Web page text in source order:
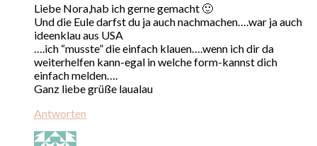
Liebe Nora,hab ich gerne gemacht 🙂
Und die Eule darfst du ja auch nachmachen….war ja auch
ideenklau aus USA
….ich “musste” die einfach klauen….wenn ich dir da
weiterhelfen kann-egal in welche form-kannst dich
einfach melden….
Ganz liebe grüße laualau
Antworten